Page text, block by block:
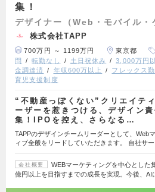
集！
デザイナー（Web・モバイル・
株式会社TAPP
700万円 ～ 1199万円 東京都
問
転勤なし 土日祝休み 3,000万円
金調達済
年収600万以上 フレックス
育児支援制度
“不動産っぽくない”クリエイテ
ーザーを惹きつける、デザイン責
集！IPOを控え、さらなる…
TAPPのデザインチームリーダーとして、Web
ィブ全般をリードしていただきます。 自社サー
会社概要
WEBマーケティングを中心とした
億円以上を目指すまでの成長を実現。今後、AI